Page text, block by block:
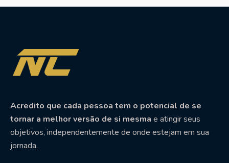
Acredito que cada pessoa tem o potencial de se
tornar a melhor versão de si mesma e atingir seus
objetivos, independentemente de onde estejam em sua
jornada.